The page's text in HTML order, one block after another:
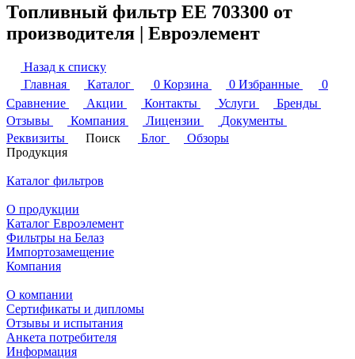
Топливный фильтр ЕЕ 703300 от
производителя | Евроэлемент
Назад к списку
Главная
Каталог 0 Корзина 0 Избранные
0
Сравнение
Акции Контакты Услуги
Бренды
Отзывы
Компания Лицензии
Документы
Реквизиты
Поиск Блог
Обзоры
Продукция
Каталог фильтров
О продукции
Каталог Евроэлемент
Фильтры на Белаз
Импортозамещение
Компания
О компании
Сертификаты и дипломы
Отзывы и испытания
Анкета потребителя
Информация